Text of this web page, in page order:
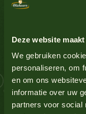
Deze website
We gebruiken
personaliseren, om
en om ons
informatie over uw
partners voor social
Glutenhaltiges
Lupine